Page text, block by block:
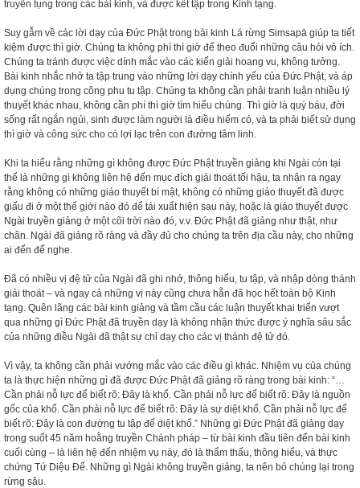
truyền tụng trong các bài kinh, và được kết tập trong Kinh tạng.
Suy gẫm về các lời dạy của Đức Phật trong bài kinh Lá rừng Simsapā giúp ta tiết
kiệm được thì giờ. Chúng ta không phí thì giờ để theo đuổi những câu hỏi vô ích.
Chúng ta tránh được việc dính mắc vào các kiến giải hoang vu, không tưởng.
Bài kinh nhắc nhở ta tập trung vào những lời dạy chính yếu của Đức Phật, và áp
dụng chúng trong công phu tu tập. Chúng ta không cần phải tranh luận nhiều lý
thuyết khác nhau, không cần phí thì giờ tìm hiểu chúng. Thì giờ là quý báu, đời
sống rất ngắn ngủi, sinh được làm người là điều hiếm có, và ta phải biết sử dụng
thì giờ và công sức cho có lợi lạc trên con đường tâm linh.
Khi ta hiểu rằng những gì không được Đức Phật truyền giảng khi Ngài còn tại
thế là những gì không liên hệ đến mục đích giải thoát tối hậu, ta nhận ra ngay
rằng không có những giáo thuyết bí mật, không có những giáo thuyết đã được
giấu đi ở một thế giới nào đó để tái xuất hiện sau này, hoặc là giáo thuyết được
Ngài truyền giảng ở một cõi trời nào đó, v.v. Đức Phật đã giảng như thật, như
chân. Ngài đã giảng rõ ràng và đầy đủ cho chúng ta trên địa cầu này, cho những
ai đến để nghe.
Đã có nhiều vị đệ tử của Ngài đã ghi nhớ, thông hiểu, tu tập, và nhập dòng thánh
giải thoát – và ngay cả những vị này cũng chưa hẵn đã học hết toàn bộ Kinh
tạng. Quên lãng các bài kinh giảng và tầm cầu các luận thuyết khai triển vượt
qua những gì Đức Phật đã truyền dạy là không nhận thức được ý nghĩa sâu sắc
của những điều Ngài đã thật sự chỉ dạy cho các vị thánh đệ tử đó.
Vì vậy, ta không cần phải vướng mắc vào các điều gì khác. Nhiệm vụ của chúng
ta là thực hiện những gì đã được Đức Phật đã giảng rõ ràng trong bài kinh: “…
Cần phải nỗ lực để biết rõ: Đây là khổ. Cần phải nỗ lực để biết rõ: Đây là nguồn
gốc của khổ. Cần phải nỗ lực để biết rõ: Đây là sự diệt khổ. Cần phải nỗ lực để
biết rõ: Đây là con đường tu tập để diệt khổ.” Những gì Đức Phật đã giảng dạy
trong suốt 45 năm hoằng truyền Chánh pháp – từ bài kinh đầu tiên đến bài kinh
cuối cùng – là liên hệ đến nhiệm vụ này, đó là thẩm thấu, thông hiểu, và thực
chứng Tứ Diệu Đế. Những gì Ngài không truyền giảng, ta nên bỏ chúng lại trong
rừng sâu.